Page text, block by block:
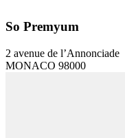
So Premyum
2 avenue de l’Annonciade
MONACO 98000